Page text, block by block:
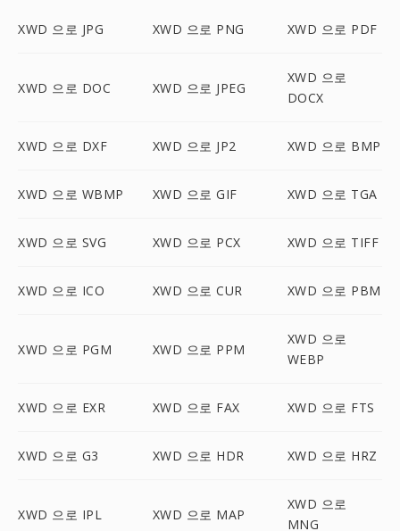
XWD 으로 JPG XWD 으로 PNG XWD 으로 PDF
XWD 으로 DOC XWD 으로 JPEG
XWD 으로
DOCX
XWD 으로 DXF XWD 으로 JP2 XWD 으로 BMP
XWD 으로 WBMP XWD 으로 GIF XWD 으로 TGA
XWD 으로 SVG XWD 으로 PCX XWD 으로 TIFF
XWD 으로 ICO XWD 으로 CUR XWD 으로 PBM
XWD 으로 PGM XWD 으로 PPM
XWD 으로
WEBP
XWD 으로 EXR XWD 으로 FAX XWD 으로 FTS
XWD 으로 G3 XWD 으로 HDR XWD 으로 HRZ
XWD 으로 IPL XWD 으로 MAP
XWD 으로
MNG